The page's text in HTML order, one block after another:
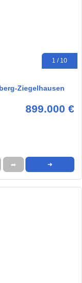
1 / 10
Ziegelhausen
899.000 €
➦ ➜